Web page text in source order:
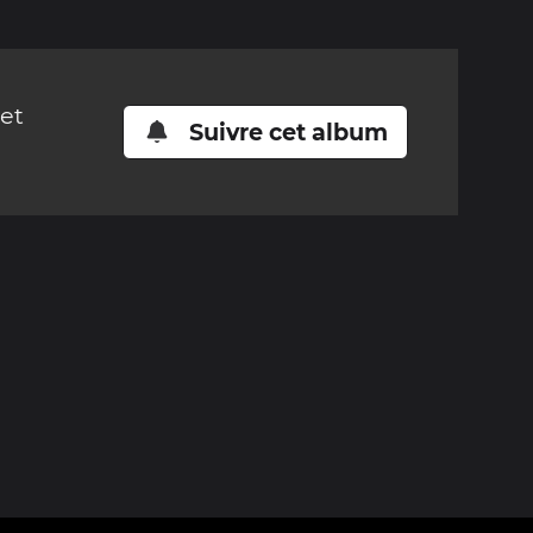
Suivre cet album